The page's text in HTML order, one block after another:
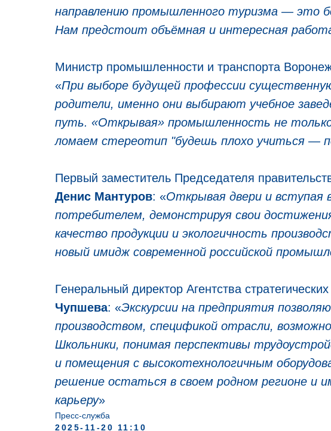
направлению промышленного туризма — это
Нам предстоит объёмная и интересная
Министр промышленности и транспорта
«При выборе будущей профессии
родители, именно они выбирают учебное
путь. «Открывая» промышленность не
ломаем стереотип "будешь плохо учиться —
Первый заместитель Председателя
Денис Мантуров: «Открывая двери и вступая
потребителем, демонстрируя свои
качество продукции и экологичность
новый имидж современной российской
Генеральный директор Агентства
Чупшева: «Экскурсии на предприятия
производством, спецификой отрасли,
Школьники, понимая перспективы
и помещения с высокотехнологичным
решение остаться в своем родном регионе и
карьеру»
Пресс-служба
2025-11-20 11:10